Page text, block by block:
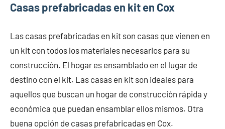
Casas prefabricadas en kit en Cox
Las casas prefabricadas en kit son casas que vienen en
un kit con todos los materiales necesarios para su
construcción. El hogar es ensamblado en el lugar de
destino con el kit. Las casas en kit son ideales para
aquellos que buscan un hogar de construcción rápida y
económica que puedan ensamblar ellos mismos. Otra
buena opción de casas prefabricadas en Cox.